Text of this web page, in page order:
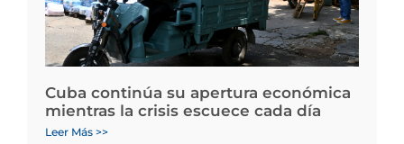
Cuba continúa su apertura económica
mientras la crisis escuece cada día
Leer Más >>